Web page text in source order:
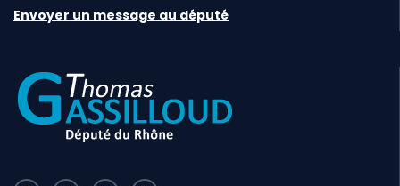
Envoyer un message au député